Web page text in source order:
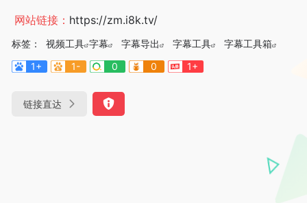
网站链接： https://zm.i8k.tv/
标签： 视频工具 字幕 字幕导出 字幕工具
字幕工具箱
1+
1- 0 0 1+
链接直达